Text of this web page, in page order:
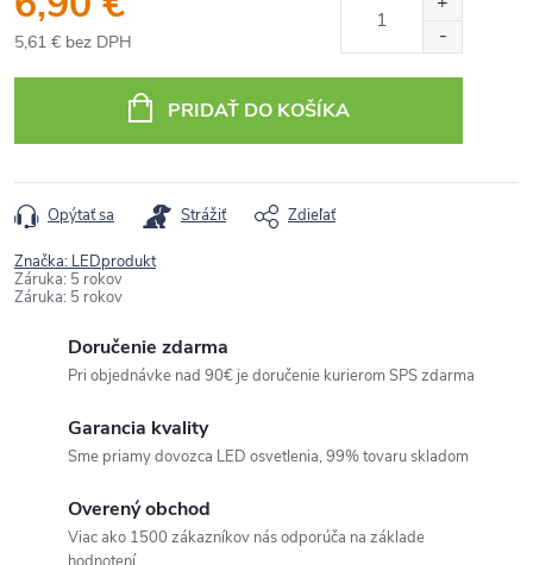
5,61 € bez DPH
cena:
PRIDAŤ DO KOŠÍKA
Opýtať sa Strážiť Zdieľať
Značka: LEDprodukt
Záruka: 5 rokov
Záruka: 5 rokov
Doručenie zdarma
Pri objednávke nad 90€ je doručenie kurierom SPS zdarma
Garancia kvality
Sme priamy dovozca LED osvetlenia, 99% tovaru skladom
Overený obchod
Viac ako 1500 zákazníkov nás odporúča na základe